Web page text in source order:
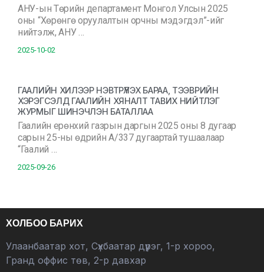
АНУ-ын Төрийн департамент Монгол Улсын 2025
оны “Хөрөнгө оруулалтын орчны мэдэгдэл”-ийг
нийтэлж, АНУ …
2025-10-02
ГААЛИЙН ХИЛЭЭР НЭВТРҮҮЛЭХ БАРАА, ТЭЭВРИЙН
ХЭРЭГСЭЛД ГААЛИЙН ХЯНАЛТ ТАВИХ НИЙТЛЭГ
ЖУРМЫГ ШИНЭЧЛЭН БАТАЛЛАА
Гаалийн ерөнхий газрын даргын 2025 оны 8 дугаар
сарын 25-ны өдрийн А/337 дугаартай тушаалаар
“Гаалий …
2025-09-26
ХОЛБОО БАРИХ
Улаанбаатар хот, Сүхбаатар дүүрэг, 1-р хороо,
Гранд оффис төв, 2-р давхар